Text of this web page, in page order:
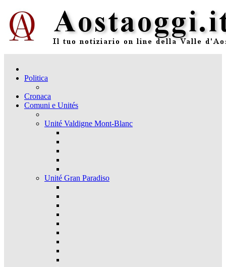
Politica
Cronaca
Comuni e Unités
Unité Valdigne Mont-Blanc
Unité Gran Paradiso